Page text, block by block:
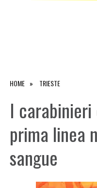
HOME TRIESTE
I
prima linea
sangue